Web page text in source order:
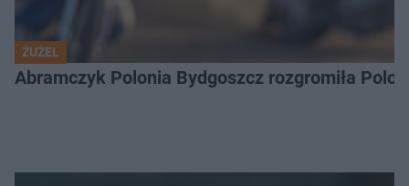
ŻUŻEL
Abramczyk Polonia Bydgoszcz rozgromiła